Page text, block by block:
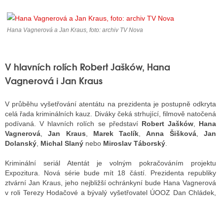
TELEVIZÍ
VYSÍLAČE
INTERNET
RÁDIA
STRÁNKY TV
Hana Vagnerová a Jan Kraus, foto: archiv TV Nova
V hlavních rolích Robert Jašków, Hana
Vagnerová i Jan Kraus
V průběhu vyšetřování atentátu na prezidenta je postupně odkryta
celá řada kriminálních kauz. Diváky čeká strhující, filmově natočená
podívaná. V hlavních rolích se představí Robert Jašków, Hana
Vagnerová ,Jan Kraus Marek Taclík ,Anna Šišková,Jan
Dolanský Michal Slaný nebo Miroslav Táborský
Kriminální seriál Atentát je volným pokračováním projektu
Expozitura. Nová série bude mít 18 částí. Prezidenta republiky
ztvární Jan Kraus, jeho nejbližší ochránkyní bude Hana Vagnerová
v roli Terezy Hodačové a bývalý vyšetřovatel ÚOOZ Dan Chládek,